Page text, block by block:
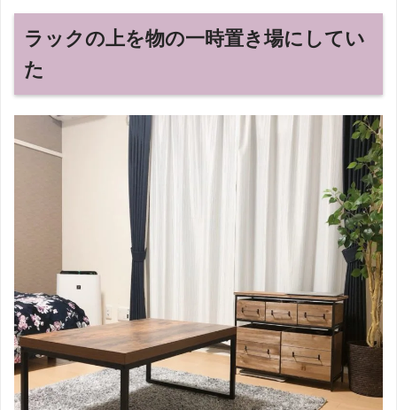
ラックの上を物の一時置き場にしてい
た